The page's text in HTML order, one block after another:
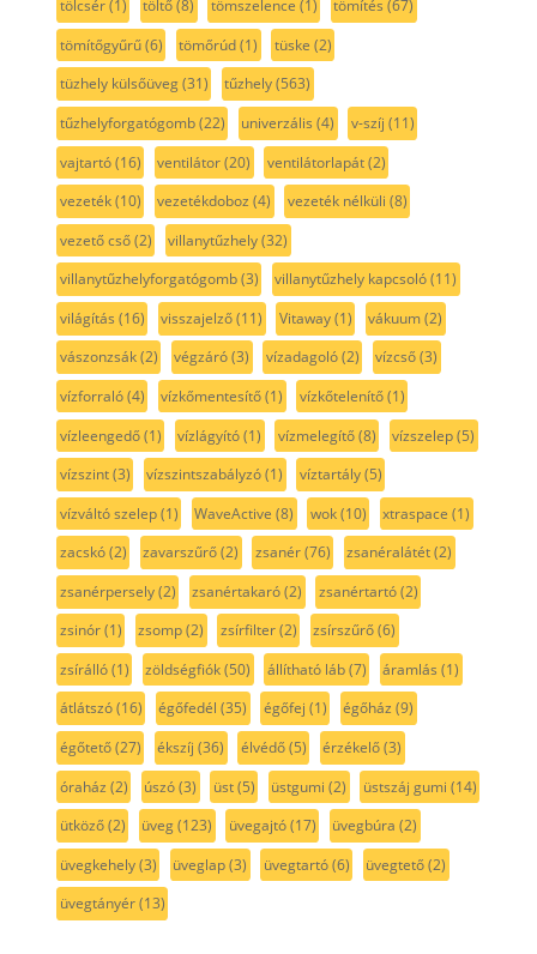
tölcsér(1) töltő(8) tömszelence (1) tömítés (67)
tömítőgyűrű(6) tömőrúd(1) tüske (2)
tüzhely külsőüveg(31) tűzhely(563)
tűzhelyforgatógomb(22) univerzális (4) v-szíj (11)
vajtartó(16) ventilátor(20) ventilátorlapát(2)
vezeték(10) vezetékdoboz (4) vezeték nélküli (8)
vezető cső(2) villanytűzhely(32)
villanytűzhelyforgatógomb(3) villanytűzhely kapcsoló(11)
világítás (16) visszajelző(11) Vitaway(1) vákuum(2)
vászonzsák(2) végzáró(3) vízadagoló(2) vízcső(3)
vízforraló(4) vízkőmentesítő(1) vízkőtelenítő(1)
vízleengedő(1) vízlágyító(1) vízmelegítő(8) vízszelep(5)
vízszint(3) vízszintszabályzó(1) víztartály(5)
vízváltó szelep(1) WaveActive (8) wok(10) xtraspace (1)
zacskó(2) zavarszűrő(2) zsanér(76) zsanéralátét(2)
zsanérpersely(2) zsanértakaró(2) zsanértartó(2)
zsinór(1) zsomp(2) zsírfilter(2) zsírszűrő(6)
zsírálló(1) zöldségfiók(50) állítható láb(7) áramlás (1)
átlátszó(16) égőfedél (35) égőfej (1) égőház (9)
égőtető(27) ékszíj (36) élvédő(5) érzékelő(3)
óraház (2) úszó(3) üst(5) üstgumi (2) üstszáj gumi (14)
ütköző(2) üveg(123) üvegajtó(17) üvegbúra (2)
üvegkehely(3) üveglap(3) üvegtartó(6) üvegtető(2)
üvegtányér(13)